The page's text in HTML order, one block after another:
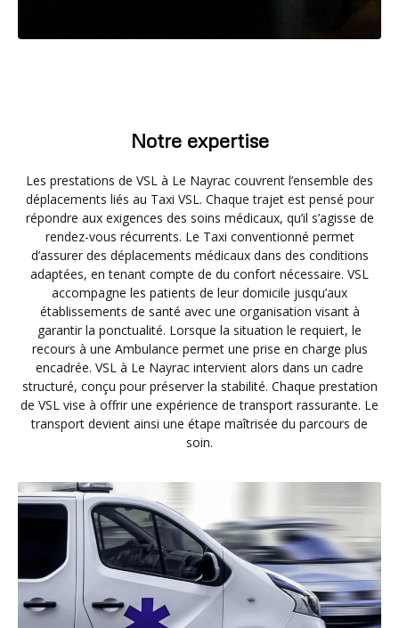
Notre expertise
Les prestations de VSL à Le Nayrac couvrent l’ensemble des
déplacements liés au Taxi VSL. Chaque trajet est pensé pour
répondre aux exigences des soins médicaux, qu’il s’agisse de
rendez-vous récurrents. Le Taxi conventionné permet
d’assurer des déplacements médicaux dans des conditions
adaptées, en tenant compte de du confort nécessaire. VSL
accompagne les patients de leur domicile jusqu’aux
établissements de santé avec une organisation visant à
garantir la ponctualité. Lorsque la situation le requiert, le
recours à une Ambulance permet une prise en charge plus
encadrée. VSL à Le Nayrac intervient alors dans un cadre
structuré, conçu pour préserver la stabilité. Chaque prestation
de VSL vise à offrir une expérience de transport rassurante. Le
transport devient ainsi une étape maîtrisée du parcours de
soin.